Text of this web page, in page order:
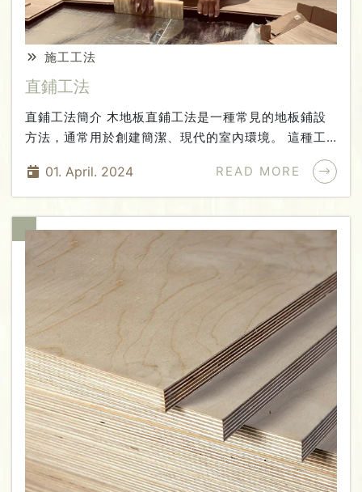
施工工法
直鋪工法
直鋪工法簡介 木地板直鋪工法是一種常見的地板鋪設
方法，通常用於創建簡潔、現代的室內環境。 這種工
法以直線方式將木地板板材沿著房間的長度或寬度鋪
設，創造出整齊、清晰的視覺效果。【步驟】1. 準備工
作：與木地板平鋪工法類似，準備工作是確保地面基礎
平整、乾燥，並清除任何塵土、雜物或殘留物。2. 鋪
設基材：需先鋪設好基材，確保地板的穩固和平整性。
常用的基材包括防潮墊及靜音墊。3. 確定鋪設方向：
木地板鋪設之前需要確定鋪設方向。 通常鋪設方向會
配合大門及房間門方向，以達到視覺上良好之風水走
向!4. 鋪設木地板：選擇適當的木地板材料，在基材上
按照確定的方向逐塊直接鋪設木地板。 確保地板與牆
壁之間的間隙均勻，以保持整體的美觀和一致性。5.
修剪和安裝邊角：與平鋪工法類似，可能需要在鋪設過
程中進行修剪和特殊處理，如門口、轉角等地方。6.表
面處理：根據地板特殊需要進行表面處理(例:上蠟)，以
增加地板的美觀度和耐用性。7.清理：對鋪設完成後的
地板進行清理，確保地面乾淨整潔，惟收邊之矽利康未
完全成化之前須注意不可觸碰。【優點】簡潔現代：直
01. April. 2024 READ MORE